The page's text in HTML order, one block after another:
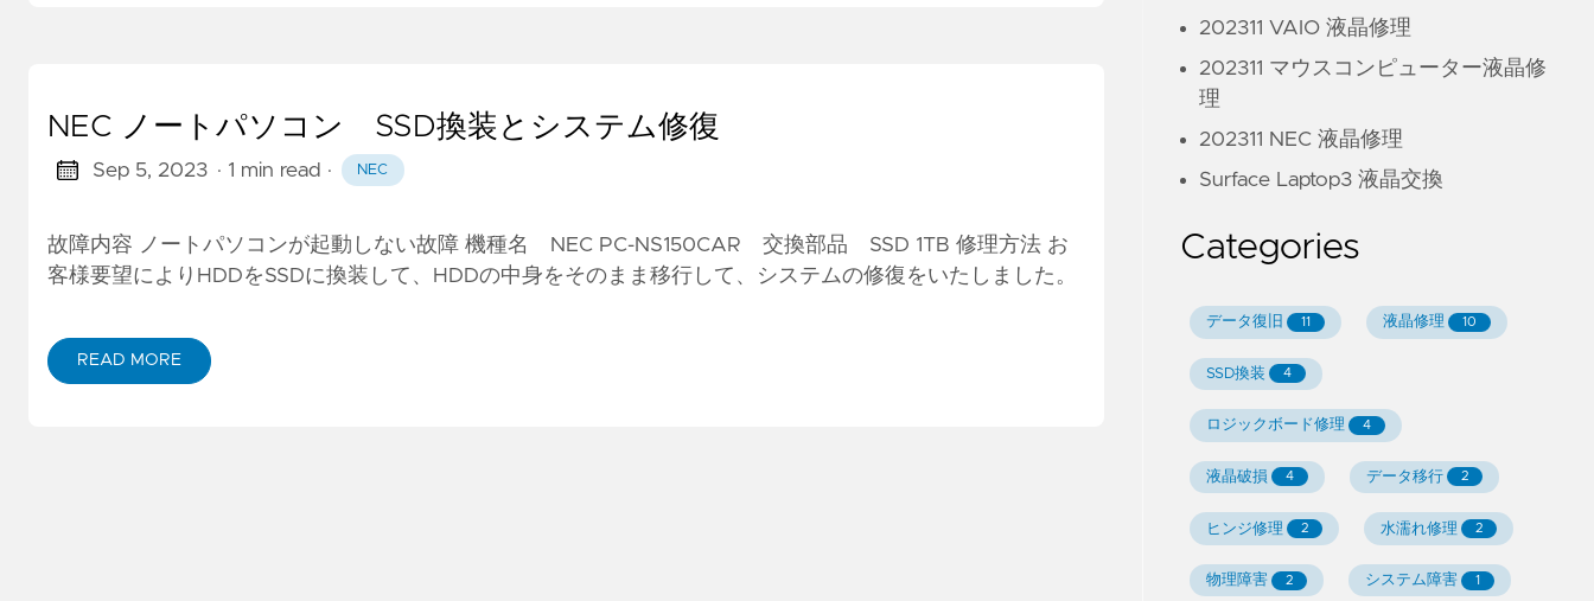
NEC ノートパソコン SSD換装とシステム修復
Sep 5, 2023 · 1 min read · NEC
故障内容 ノートパソコンが起動しない故障 機種名 NEC PC-NS150CAR 交換部品 SSD 1TB 修理方法 お
客様要望によりHDDをSSDに換装して、HDDの中身をそのまま移行して、システムの修復をいたしました。
READ MORE
202311 VAIO 液晶修理
202311 マウスコンピューター液晶修
理
202311 NEC 液晶修理
Surface Laptop3 液晶交換
Categories
データ復旧 11 液晶修理 10
SSD換装 4
ロジックボード修理 4
液晶破損 4 データ移行 2
ヒンジ修理 2 水濡れ修理 2
物理障害 2 システム障害 1